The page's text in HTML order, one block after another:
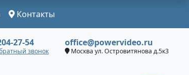
Контакты
27-54
звонок
office@powervideo.ru
Москва ул. Островитянова д.5к3